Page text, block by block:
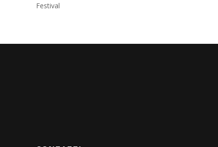
Festival